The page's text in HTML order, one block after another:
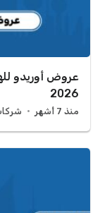
عروض أوريدو
2026
منذ 7 أشهر